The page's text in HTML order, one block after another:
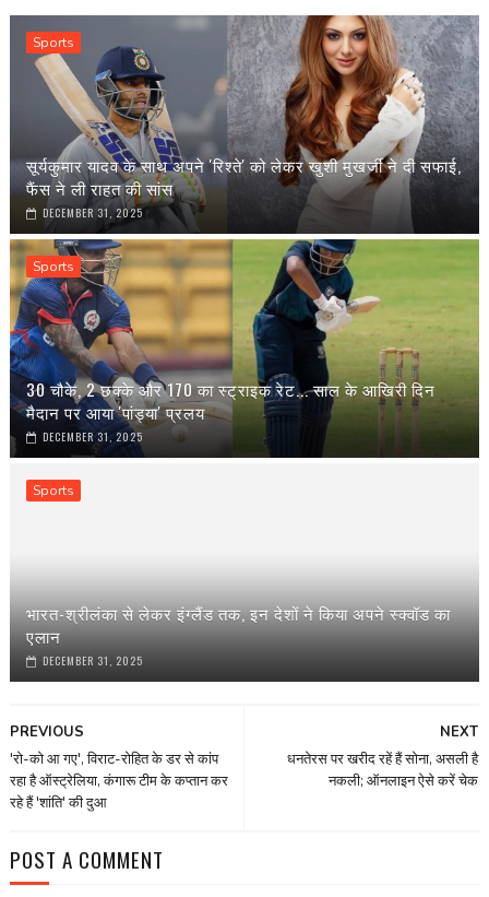
Sports
सूर्यकुमार यादव के साथ अपने 'रिश्ते' को लेकर खुशी मुखर्जी ने दी सफाई,
फैंस ने ली राहत की सांस
DECEMBER 31, 2025
Sports
30 चौके, 2 छक्के और 170 का स्ट्राइक रेट... साल के आखिरी दिन
मैदान पर आया 'पांड्या' प्रलय
DECEMBER 31, 2025
Sports
भारत-श्रीलंका से लेकर इंग्‍लैंड तक, इन देशों ने किया अपने स्‍क्वॉड का
एलान
DECEMBER 31, 2025
NEXT
धनतेरस पर खरीद रहें हैं सोना, असली है
नकली; ऑनलाइन ऐसे करें चेक
PREVIOUS
'रो-को आ गए', विराट-रोहित के डर से कांप
रहा है ऑस्ट्रेलिया, कंगारू टीम के कप्तान कर
रहे हैं 'शांति' की दुआ
POST A COMMENT